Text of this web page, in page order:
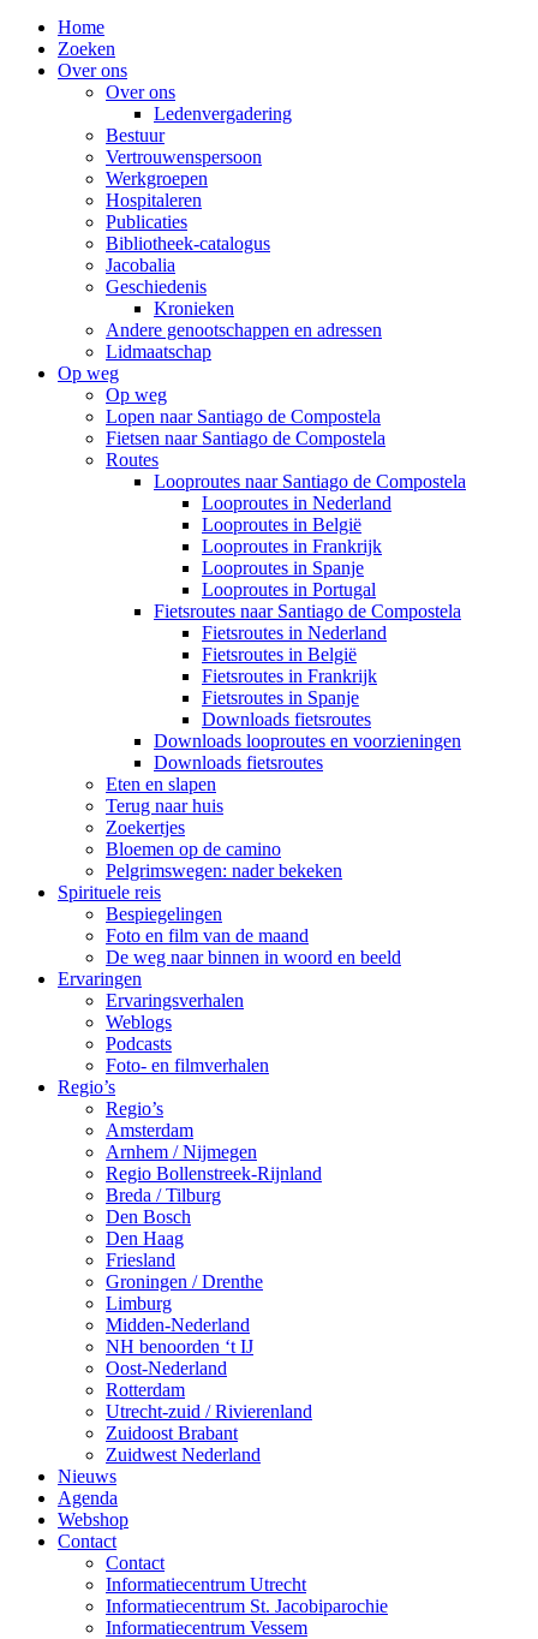
Home
Zoeken
Over ons
Over ons
Ledenvergadering
Bestuur
Vertrouwenspersoon
Werkgroepen
Hospitaleren
Publicaties
Bibliotheek-catalogus
Jacobalia
Geschiedenis
Kronieken
Andere genootschappen en adressen
Lidmaatschap
Op weg
Op weg
Lopen naar Santiago de Compostela
Fietsen naar Santiago de Compostela
Routes
Looproutes naar Santiago de Compostela
Looproutes in Nederland
Looproutes in België
Looproutes in Frankrijk
Looproutes in Spanje
Looproutes in Portugal
Fietsroutes naar Santiago de Compostela
Fietsroutes in Nederland
Fietsroutes in België
Fietsroutes in Frankrijk
Fietsroutes in Spanje
Downloads fietsroutes
Downloads looproutes en voorzieningen
Downloads fietsroutes
Eten en slapen
Terug naar huis
Zoekertjes
Bloemen op de camino
Pelgrimswegen: nader bekeken
Spirituele reis
Bespiegelingen
Foto en film van de maand
De weg naar binnen in woord en beeld
Ervaringen
Ervaringsverhalen
Weblogs
Podcasts
Foto- en filmverhalen
Regio’s
Regio’s
Amsterdam
Arnhem / Nijmegen
Regio Bollenstreek-Rijnland
Breda / Tilburg
Den Bosch
Den Haag
Friesland
Groningen / Drenthe
Limburg
Midden-Nederland
NH benoorden ‘t IJ
Oost-Nederland
Rotterdam
Utrecht-zuid / Rivierenland
Zuidoost Brabant
Zuidwest Nederland
Nieuws
Agenda
Webshop
Contact
Contact
Informatiecentrum Utrecht
Informatiecentrum St. Jacobiparochie
Informatiecentrum Vessem